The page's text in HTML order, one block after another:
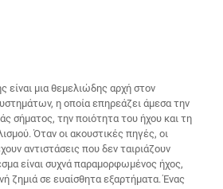
είναι μια θεμελιώδης αρχή στον
η οποία επηρεάζει άμεσα την
σήματος, την ποιότητα του ήχου και τη
Όταν οι ακουστικές πηγές, οι
αντιστάσεις που δεν ταιριάζουν
είναι συχνά παραμορφωμένος ήχος,
ζημιά σε ευαίσθητα εξαρτήματα. Ένας